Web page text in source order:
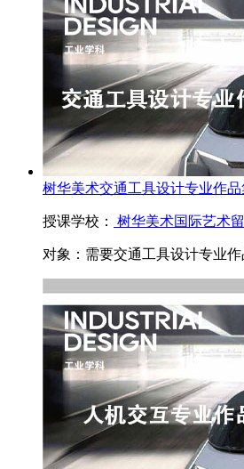
树华美术交通工具设计专业作品
授课学校： 树华美术国际艺术
对象： 需要交通工具设计专业